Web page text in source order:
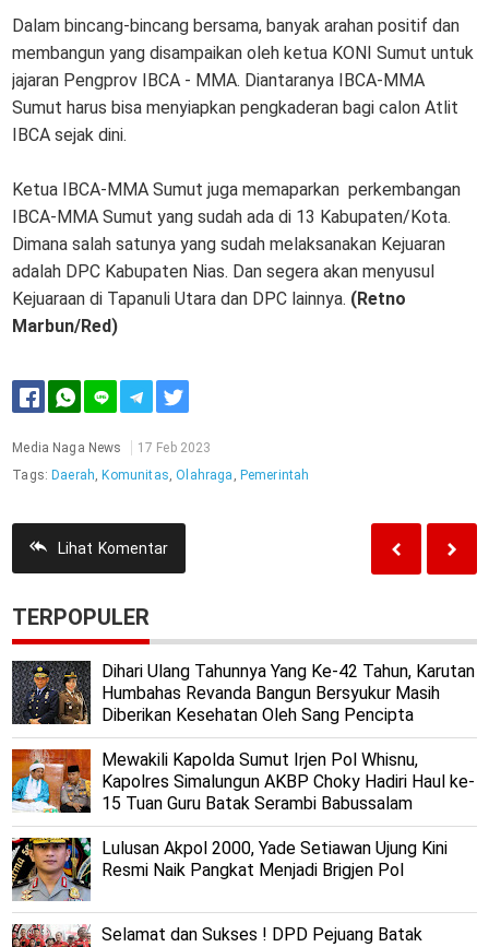
Dalam bincang-bincang bersama, banyak arahan positif dan
membangun yang disampaikan oleh ketua KONI Sumut untuk
jajaran Pengprov IBCA - MMA. Diantaranya IBCA-MMA
Sumut harus bisa menyiapkan pengkaderan bagi calon Atlit
IBCA sejak dini.
Ketua IBCA-MMA Sumut juga memaparkan perkembangan
IBCA-MMA Sumut yang sudah ada di 13 Kabupaten/Kota.
Dimana salah satunya yang sudah melaksanakan Kejuaran
adalah DPC Kabupaten Nias. Dan segera akan menyusul
Kejuaraan di Tapanuli Utara dan DPC lainnya. (Retno
Marbun/Red)
Media Naga News
17 Feb 2023
Tags:Daerah ,Komunitas ,Olahraga Pemerintah
Lihat Komentar
TERPOPULER
Dihari Ulang Tahunnya Yang Ke-42 Tahun, Karutan
Humbahas Revanda Bangun Bersyukur Masih
Diberikan Kesehatan Oleh Sang Pencipta
Mewakili Kapolda Sumut Irjen Pol Whisnu,
Kapolres Simalungun AKBP Choky Hadiri Haul ke-
15 Tuan Guru Batak Serambi Babussalam
Lulusan Akpol 2000, Yade Setiawan Ujung Kini
Resmi Naik Pangkat Menjadi Brigjen Pol
Selamat dan Sukses ! DPD Pejuang Batak